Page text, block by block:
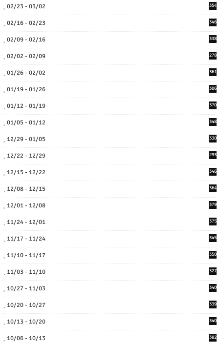
02/23 - 03/02 354
02/16 - 02/23 346
02/09 - 02/16 338
02/02 - 02/09 278
01/26 - 02/02 361
01/19 - 01/26 306
01/12 - 01/19 370
01/05 - 01/12 348
12/29 - 01/05 330
12/22 - 12/29 293
12/15 - 12/22 346
12/08 - 12/15 364
12/01 - 12/08 379
11/24 - 12/01 375
11/17 - 11/24 345
11/10 - 11/17 350
11/03 - 11/10 327
10/27 - 11/03 340
10/20 - 10/27 339
10/13 - 10/20 340
10/06 - 10/13 382